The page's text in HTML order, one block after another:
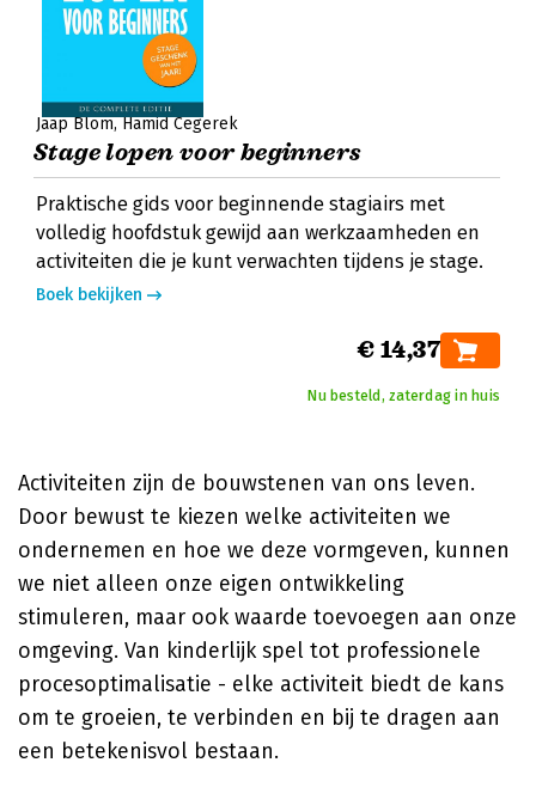
Jaap Blom Hamid Cegerek
Stage lopen voor beginners
Praktische gids voor beginnende stagiairs met
volledig hoofdstuk gewijd aan werkzaamheden en
activiteiten die je kunt verwachten tijdens je stage.
Boek bekijken
€ 14,37
Nu besteld, zaterdag in huis
Activiteiten zijn de bouwstenen van ons leven.
Door bewust te kiezen welke activiteiten we
ondernemen en hoe we deze vormgeven, kunnen
we niet alleen onze eigen ontwikkeling
stimuleren, maar ook waarde toevoegen aan onze
omgeving. Van kinderlijk spel tot professionele
procesoptimalisatie - elke activiteit biedt de kans
om te groeien, te verbinden en bij te dragen aan
een betekenisvol bestaan.